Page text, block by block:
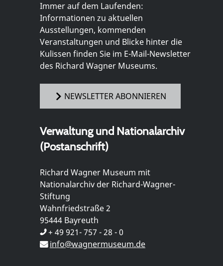
Immer auf dem Laufenden:
Informationen zu aktuellen
Ausstellungen, kommenden
Veranstaltungen und Blicke hinter die
Kulissen finden Sie im E-Mail-Newsletter
des Richard Wagner Museums.
NEWSLETTER ABONNIEREN
Verwaltung und Nationalarchiv
(Postanschrift)
Richard Wagner Museum mit
Nationalarchiv der Richard-Wagner-
Stiftung
Wahnfriedstraße 2
95444 Bayreuth
+ 49 921- 757 - 28 - 0
info@wagnermuseum.de